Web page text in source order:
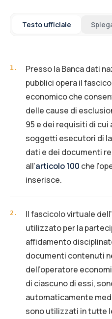
Testo ufficiale
1.
Presso la Banca dati
pubblici opera il
economico che
delle cause di
95 e dei requisiti di cui
soggetti esecutori di
dati e dei documenti
all'articolo 100 che
inserisce.
2 .
Il fascicolo virtuale
utilizzato per la
affidamento
documenti contenuti
dell’operatore
di ciascuno di essi,
automaticamente
sono utilizzati in tutte